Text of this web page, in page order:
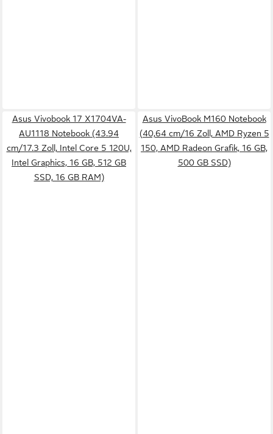
Asus Vivobook 17 X1704VA-
AU1118 Notebook (43.94
cm/17.3 Zoll, Intel Core 5 120U,
Intel Graphics, 16 GB, 512 GB
SSD, 16 GB RAM)
Asus VivoBook M160 Notebook
(40,64 cm/16 Zoll, AMD Ryzen 5
150, AMD Radeon Grafik, 16 GB,
500 GB SSD)